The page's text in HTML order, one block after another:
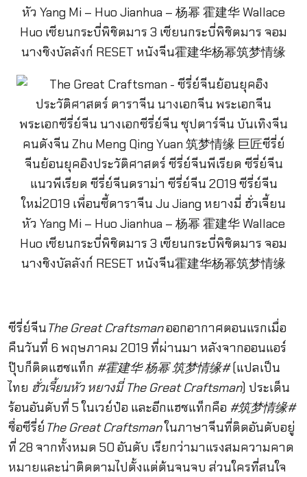
ซีรี่ย์จีนThe Great Craftsmanออกอากาศตอนแรกเมื่อ
คืนวันที่ 6 พฤษภาคม 2019 ที่ผ่านมา หลังจากออนแอร์
ปุ๊บก็ติดแฮชแท็ก #霍建华杨幂筑梦情缘#(แปลเป็น
ไทย ฮั่วเจี้ยนหัว หยางมี่ The Great Craftsman) ประเด็น
ร้อนอันดับที่ 5 ในเวย์ป๋อ และอีกแฮชแท็กคือ #筑梦情缘#
ชื่อซีรี่ย์ The Great Craftsmanในภาษาจีนที่ติดอันดับอยู่
ที่ 28 จากทั้งหมด 50 อันดับ เรียกว่ามาแรงสมความคาด
หมายและน่าติดตามไปตั้งแต่ต้นจนจบ ส่วนใครที่สนใจ